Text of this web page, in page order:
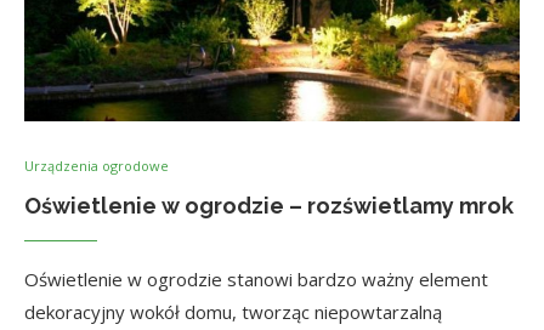
Urządzenia ogrodowe
Oświetlenie w ogrodzie – rozświetlamy mrok
Oświetlenie w ogrodzie stanowi bardzo ważny element
dekoracyjny wokół domu, tworząc niepowtarzalną